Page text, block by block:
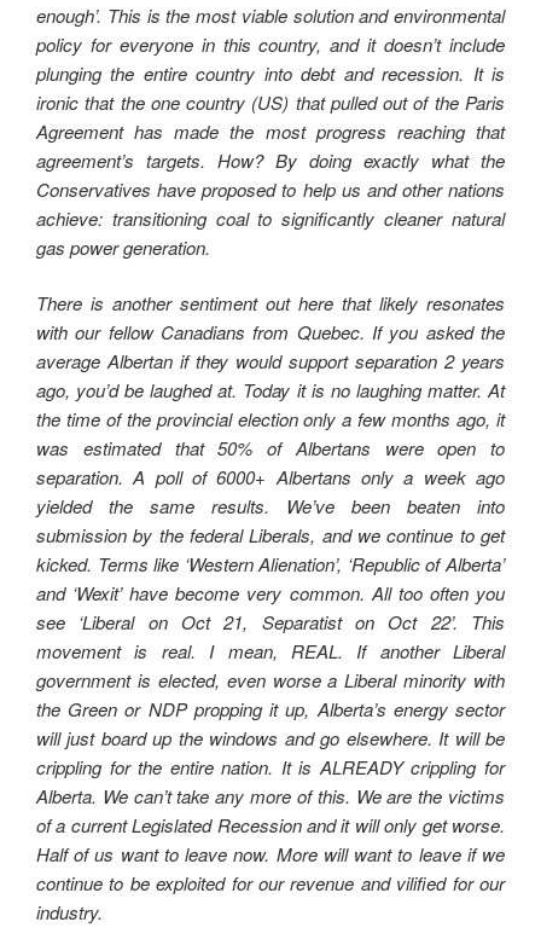
enough’. This is the most viable solution and environmental
policy for everyone in this country, and it doesn’t include
plunging the entire country into debt and recession. It is
ironic that the one country (US) that pulled out of the Paris
Agreement has made the most progress reaching that
agreement’s targets. How? By doing exactly what the
Conservatives have proposed to help us and other nations
achieve: transitioning coal to significantly cleaner natural
gas power generation.
There is another sentiment out here that likely resonates
with our fellow Canadians from Quebec. If you asked the
average Albertan if they would support separation 2 years
ago, you’d be laughed at. Today it is no laughing matter. At
the time of the provincial election only a few months ago, it
was estimated that 50% of Albertans were open to
separation. A poll of 6000+ Albertans only a week ago
yielded the same results. We’ve been beaten into
submission by the federal Liberals, and we continue to get
kicked. Terms like ‘Western Alienation’, ‘Republic of Alberta’
and ‘Wexit’ have become very common. All too often you
see ‘Liberal on Oct 21, Separatist on Oct 22’. This
movement is real. I mean, REAL. If another Liberal
government is elected, even worse a Liberal minority with
the Green or NDP propping it up, Alberta’s energy sector
will just board up the windows and go elsewhere. It will be
crippling for the entire nation. It is ALREADY crippling for
Alberta. We can’t take any more of this. We are the victims
of a current Legislated Recession and it will only get worse.
Half of us want to leave now. More will want to leave if we
continue to be exploited for our revenue and vilified for our
industry.